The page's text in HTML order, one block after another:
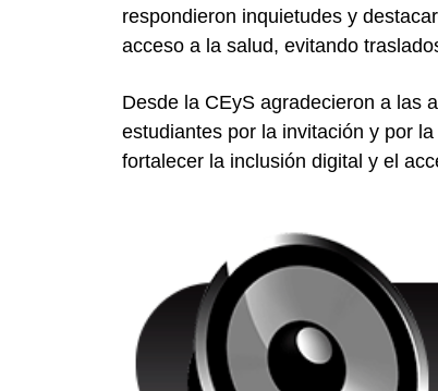
respondieron inquietudes y
acceso a la salud, evitando
Desde la CEyS agradecieron a las
estudiantes por la invitación y por
fortalecer la inclusión digital y el